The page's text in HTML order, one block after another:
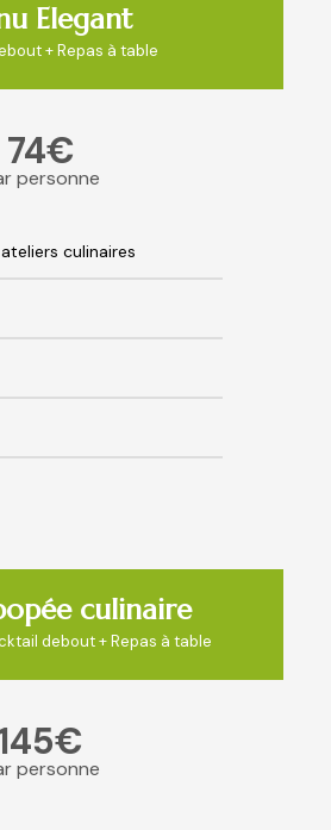
Elegant
+ Repas à table
74€
personne
culinaires
culinaire
debout + Repas à table
personne